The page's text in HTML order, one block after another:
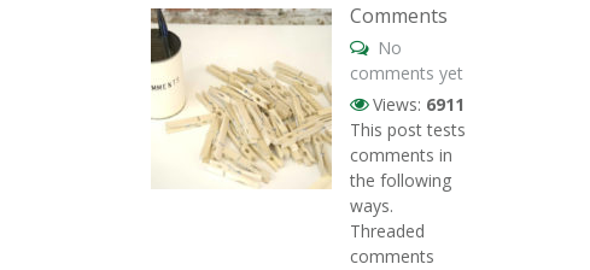
Comments
No
comments yet
Views: 6911
This post tests
comments in
the following
ways.
Threaded
comments